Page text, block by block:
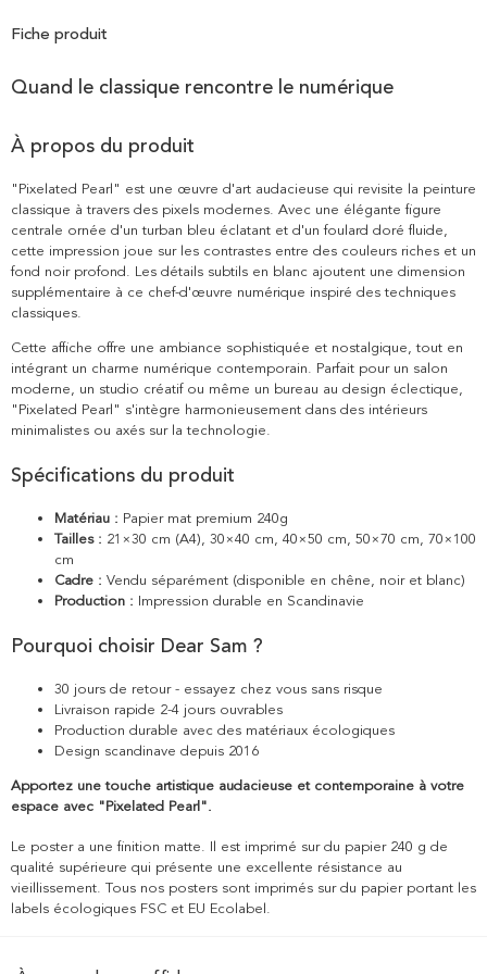
Fiche produit
Quand le classique rencontre le numérique
À propos du produit
"Pixelated Pearl" est une œuvre d'art audacieuse qui revisite la peinture
classique à travers des pixels modernes. Avec une élégante figure
centrale ornée d'un turban bleu éclatant et d'un foulard doré fluide,
cette impression joue sur les contrastes entre des couleurs riches et un
fond noir profond. Les détails subtils en blanc ajoutent une dimension
supplémentaire à ce chef-d'œuvre numérique inspiré des techniques
classiques.
Cette affiche offre une ambiance sophistiquée et nostalgique, tout en
intégrant un charme numérique contemporain. Parfait pour un salon
moderne, un studio créatif ou même un bureau au design éclectique,
"Pixelated Pearl" s'intègre harmonieusement dans des intérieurs
minimalistes ou axés sur la technologie.
Spécifications du produit
Matériau : Papier mat premium 240g
Tailles : 21×30 cm (A4), 30×40 cm, 40×50 cm, 50×70 cm, 70×100
cm
Cadre : Vendu séparément (disponible en chêne, noir et blanc)
Production : Impression durable en Scandinavie
Pourquoi choisir Dear Sam ?
30 jours de retour - essayez chez vous sans risque
Livraison rapide 2-4 jours ouvrables
Production durable avec des matériaux écologiques
Design scandinave depuis 2016
Apportez une touche artistique audacieuse et contemporaine à votre
espace avec "Pixelated Pearl".
Le poster a une finition matte. Il est imprimé sur du papier 240 g de
qualité supérieure qui présente une excellente résistance au
vieillissement. Tous nos posters sont imprimés sur du papier portant les
labels écologiques FSC et EU Ecolabel.